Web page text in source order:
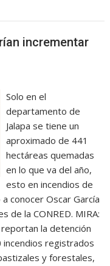
incrementar
Solo en el
departamento de
Jalapa se tiene un
aproximado de 441
hectáreas quemadas
en lo que va del año,
esto en incendios de
conocer Oscar García
de la CONRED. MIRA:
la detención
registrados
y forestales,